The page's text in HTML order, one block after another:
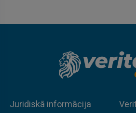
Juridiskā informācija